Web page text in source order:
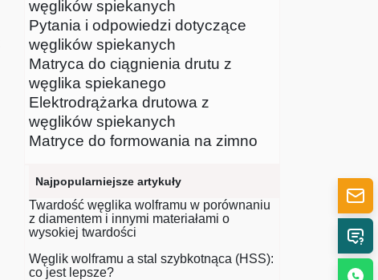
węglików spiekanych
Pytania i odpowiedzi dotyczące
węglików spiekanych
Matryca do ciągnienia drutu z
węglika spiekanego
Elektrodrążarka drutowa z
węglików spiekanych
Matryce do formowania na zimno
Najpopularniejsze artykuły
Twardość węglika wolframu w porównaniu
z diamentem i innymi materiałami o
wysokiej twardości
Węglik wolframu a stal szybkotnąca (HSS):
co jest lepsze?